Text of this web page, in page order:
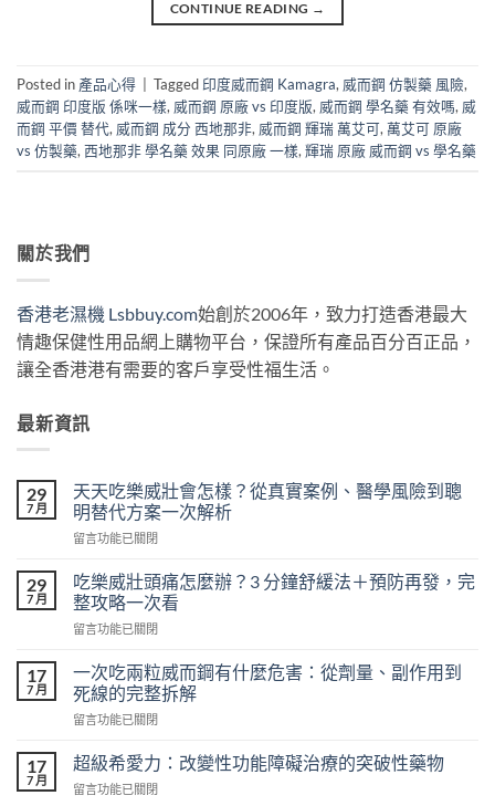
CONTINUE READING →
Posted in 產品心得 Tagged印度威而鋼 Kamagra, 威而鋼 仿製藥 風險,
威而鋼 印度版 係咪一樣, 威而鋼 原廠 vs 印度版, 威而鋼 學名藥 有效嗎, 威
而鋼 平價 替代, 威而鋼 成分 西地那非, 威而鋼 輝瑞 萬艾可,萬艾可 原廠
vs 仿製藥,西地那非 學名藥 效果 同原廠 一樣,輝瑞 原廠 威而鋼 vs 學名藥
關於我們
香港老濕機 Lsbbuy.com始創於2006年，致力打造香港最大
情趣保健性用品網上購物平台，保證所有產品百分百正品，
讓全香港港有需要的客戶享受性福生活。
最新資訊
29
7 月
天天吃樂威壯會怎樣？從真實案例、醫學風險到聰
明替代方案一次解析
在
天
吃
樂
威
會
怎
樣？
從
實
案
留言功能已關閉
29
7 月
吃樂威壯頭痛怎麼辦？3 分鐘舒緩法＋預防再發，完
整攻略一次看
在
威
壯
頭
怎
辦？
留言功能已關閉
17
7 月
一次吃兩粒威而鋼有什麼危害：從劑量、副作用到
死線的完整拆解
在
次
吃
兩
留言功能已關閉
17
7 月
超級希愛力：改變性功能障礙治療的突破性藥物
在
留言功能已關閉